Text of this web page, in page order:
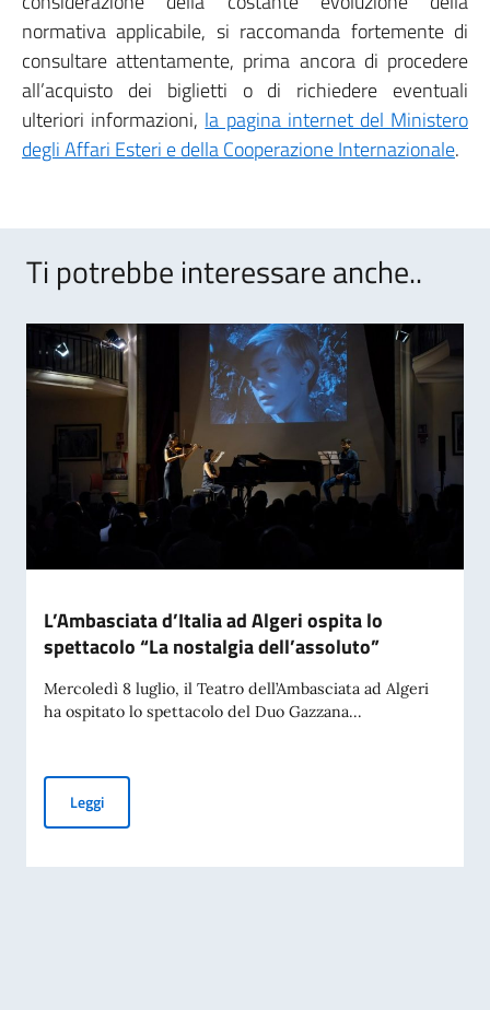
normativa applicabile, si raccomanda fortemente di
consultare attentamente, prima ancora di procedere
all’acquisto dei biglietti o di richiedere eventuali
ulteriori informazioni, la pagina internet del Ministero
degli Affari Esteri e della Cooperazione Internazionale.
Ti potrebbe interessare anche..
L’Ambasciata d’Italia ad Algeri ospita lo
spettacolo “La nostalgia dell’assoluto”
Mercoledì 8 luglio, il Teatro dell’Ambasciata ad Algeri
ha ospitato lo spettacolo del Duo Gazzana...
LeggiL’Ambasciata d’Italia ad Algeri ospita lo spettacolo “La